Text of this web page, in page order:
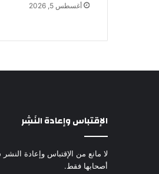
أغسطس 5, 2026
الإقتباس وإعادة النَشِر
لا مانع من الإقتباس وإعادة
أصحابها فقط.